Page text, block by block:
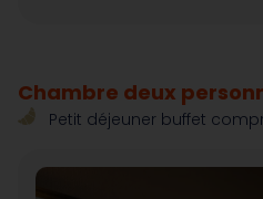
Chambre deux
Petit déjeuner buffet